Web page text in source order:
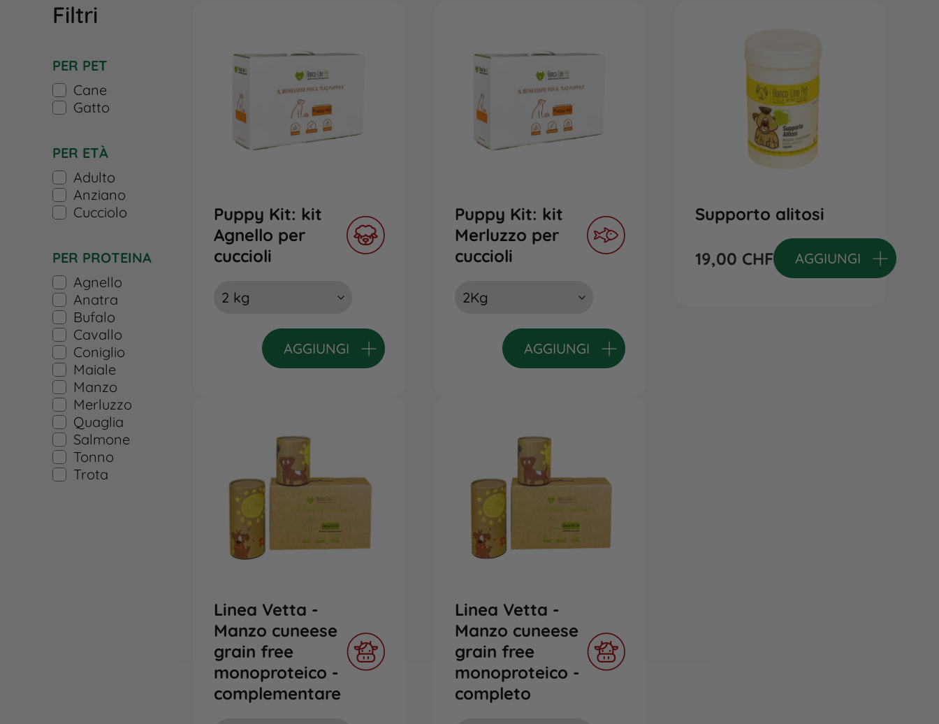
Filtri
PER PET
Cane
Gatto
PER ETÀ
Adulto
Anziano
Cucciolo
PER PROTEINA
Agnello
Anatra
Bufalo
Cavallo
Coniglio
Maiale
Manzo
Merluzzo
Quaglia
Salmone
Tonno
Trota
Puppy Kit: kit
Agnello per
cuccioli
AGGIUNGI
Puppy Kit: kit
Merluzzo per
cuccioli
AGGIUNGI
Supporto alitosi
19,00 CHF AGGIUNGI
Linea Vetta -
Manzo cuneese
grain free
monoproteico -
complementare
Linea Vetta -
Manzo cuneese
grain free
monoproteico -
completo